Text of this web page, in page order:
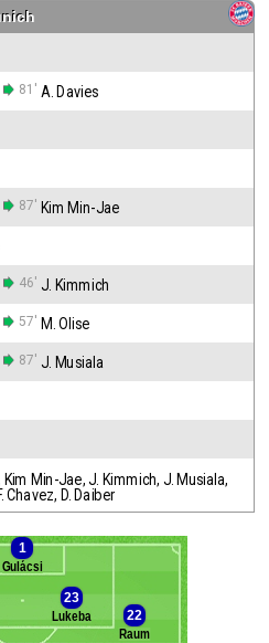
81' A. Davies
87' Kim Min-Jae
46' J. Kimmich
57' M. Olise
87' J. Musiala
Kim Min-Jae,J. Kimmich, J. Musiala,
Chavez, D. Daiber